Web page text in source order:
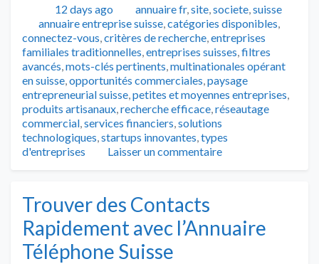
Publié12 days ago Catégories
annuaire fr,site,societe,suisse
Tags
annuaire entreprise suisse,catégories disponibles,
connectez-vous,critères de recherche,entreprises
familiales traditionnelles,entreprises suisses,filtres
avancés,mots-clés pertinents,multinationales opérant
en suisse,opportunités commerciales,paysage
entrepreneurial suisse,petites et moyennes entreprises,
produits artisanaux,recherche efficace,réseautage
commercial,services financiers,solutions
technologiques,startups innovantes,types
d'entreprises
Laisser un commentaire
Trouver des Contacts
Rapidement avec l’Annuaire
Téléphone Suisse